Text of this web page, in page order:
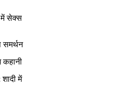
में सेक्स
समर्थन
कहानी
में